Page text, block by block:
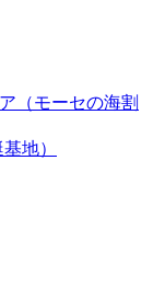
（モーセの海割
地）